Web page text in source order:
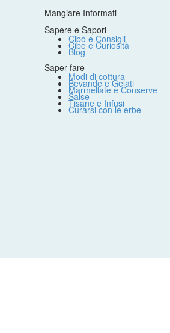
Mangiare Informati
Sapere e Sapori
Cibo e Consigli
Cibo e Curiosità
Blog
Saper fare
Modi di cottura
Bevande e Gelati
Marmellate e Conserve
Salse
Tisane e Infusi
Curarsi con le erbe